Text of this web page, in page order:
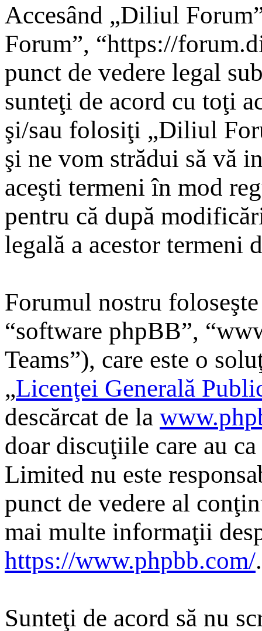
Accesând „Diliul
Forum”, “https://
punct de vedere legal
sunteţi de acord cu toţi
şi/sau folosiţi „Diliul
şi ne vom strădui să vă
aceşti termeni în mod
pentru că după
legală a acestor
Forumul nostru
“software phpBB”,
Teams”), care este o
„Licenţei Generală
descărcat de la
doar discuţiile care au
Limited nu este
punct de vedere al
mai multe informaţii
https://www.phpbb.com/.
Sunteţi de acord să nu